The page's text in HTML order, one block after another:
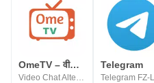
OmeTV – वीडियो चैट वैकल्पिक
Video Chat Alternative
Telegram
Telegram FZ-